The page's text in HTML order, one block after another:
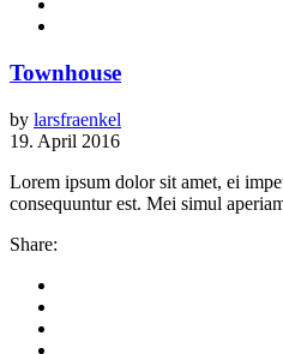
Townhouse
by larsfraenkel
19. April 2016
Lorem ipsum dolor sit amet, ei
consequuntur est. Mei simul
Share: